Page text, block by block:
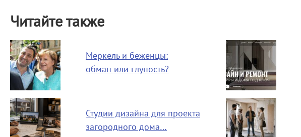
Читайте также
Меркель и беженцы:
обман или глупость?
Студии дизайна для проекта
загородного дома…